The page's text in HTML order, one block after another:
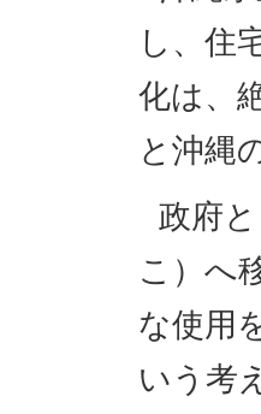
し、住
化は、
と沖縄
政府
こ）へ
な使用
いう考